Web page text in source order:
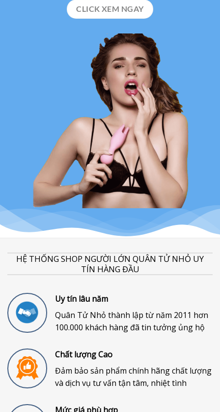
CLICK XEM NGAY
HỆ THỐNG SHOP NGƯỜI LỚN QUÂN TỬ NHỎ UY
TÍN HÀNG ĐẦU
Uy tín lâu năm
Quân Tử Nhỏ thành lập từ năm 2011 hơn
100.000 khách hàng đã tin tưởng ủng hộ
Chất lượng Cao
Đảm bảo sản phẩm chính hãng chất lượng
và dịch vụ tư vấn tận tâm, nhiệt tình